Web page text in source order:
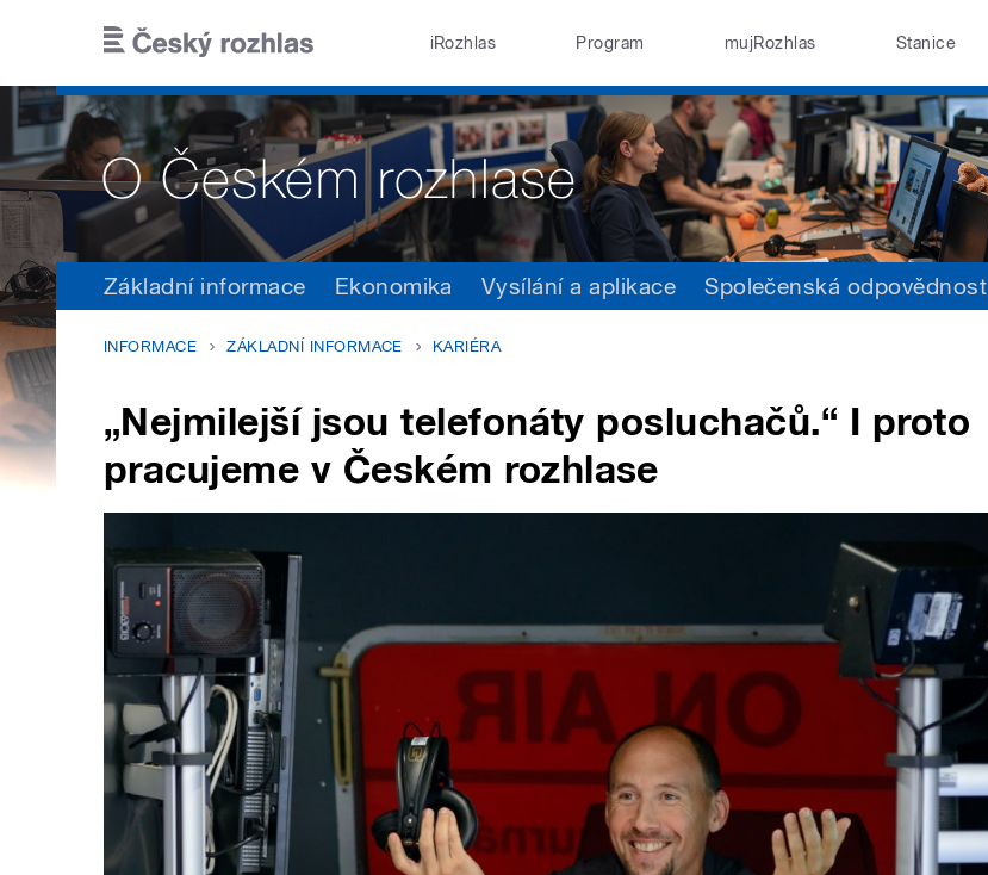
iRozhlas Program mujRozhlas Stanice
Základní informace Ekonomika Vysílání a aplikace Společenská odpovědnost
INFORMACE ZÁKLADNÍ INFORMACE KARIÉRA
„Nejmilejší jsou telefonáty posluchačů.“ I proto
pracujeme v Českém rozhlase